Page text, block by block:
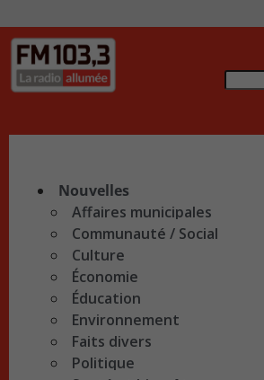
Nouvelles
Affaires municipales
Communauté / Social
Culture
Économie
Éducation
Environnement
Faits divers
Politique